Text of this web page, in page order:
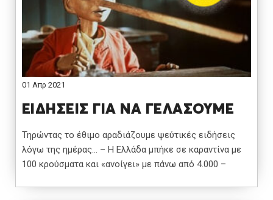
01 Απρ 2021
ΕΙΔΗΣΕΙΣ ΓΙΑ ΝΑ ΓΕΛΑΣΟΥΜΕ
Τηρώντας το έθιμο αραδιάζουμε ψεύτικές ειδήσεις
λόγω της ημέρας… – Η Ελλάδα μπήκε σε καραντίνα με
100 κρούσματα και «ανοίγει» με πάνω από 4.000 –